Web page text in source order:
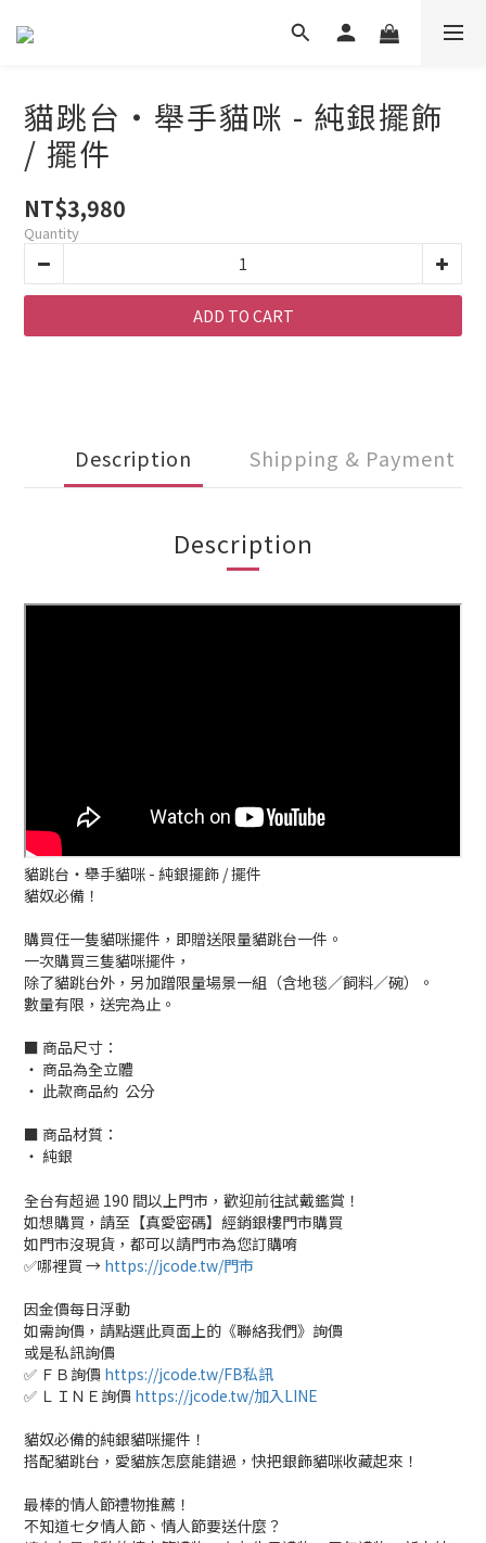
貓跳台・舉手貓咪 - 純銀擺飾
/ 擺件
NT$3,980
Quantity
ADD TO CART
Description Shipping & Payment
Description
貓跳台・舉手貓咪 - 純銀擺飾 / 擺件
貓奴必備！
購買任一隻貓咪擺件，即贈送限量貓跳台一件。
一次購買三隻貓咪擺件，
除了貓跳台外，另加蹭限量場景一組（含地毯／飼料／碗）。
數量有限，送完為止。
■ 商品尺寸：
‧ 商品為全立體
‧ 此款商品約 公分
■ 商品材質：
‧ 純銀
全台有超過 190 間以上門市，歡迎前往試戴鑑賞！
如想購買，請至【真愛密碼】經銷銀樓門市購買
如門市沒現貨，都可以請門市為您訂購唷
✅哪裡買 → https://jcode.tw/門市
因金價每日浮動
如需詢價，請點選此頁面上的《聯絡我們》詢價
或是私訊詢價
✅ ＦＢ詢價 https://jcode.tw/FB私訊
✅ ＬＩＮＥ詢價 https://jcode.tw/加入LINE
貓奴必備的純銀貓咪擺件！
搭配貓跳台，愛貓族怎麼能錯過，快把銀飾貓咪收藏起來！
最棒的情人節禮物推薦！
不知道七夕情人節、情人節要送什麼？